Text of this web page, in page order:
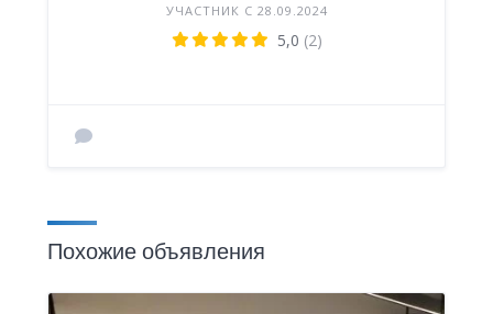
УЧАСТНИК С 28.09.2024
5,0 (2)
Похожие объявления